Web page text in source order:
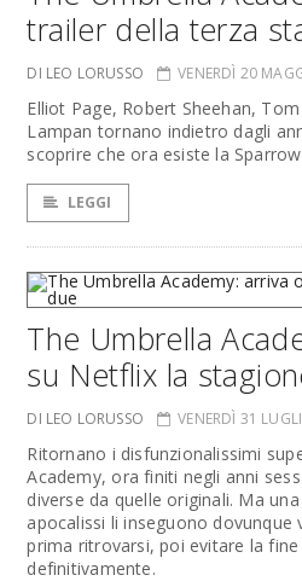
trailer della terza
DI LEO LORUSSO VENERDÌ 20
Elliot Page, Robert Sheehan,
Lampan tornano indietro dagli
scoprire che ora esiste la
LEGGI
The Umbrella
su Netflix la
DI LEO LORUSSO VENERDÌ 31
Ritornano i disfunzionalissimi
Academy, ora finiti negli anni
diverse da quelle originali. Ma
apocalissi li inseguono dovunque
prima ritrovarsi, poi evitare la
definitivamente.